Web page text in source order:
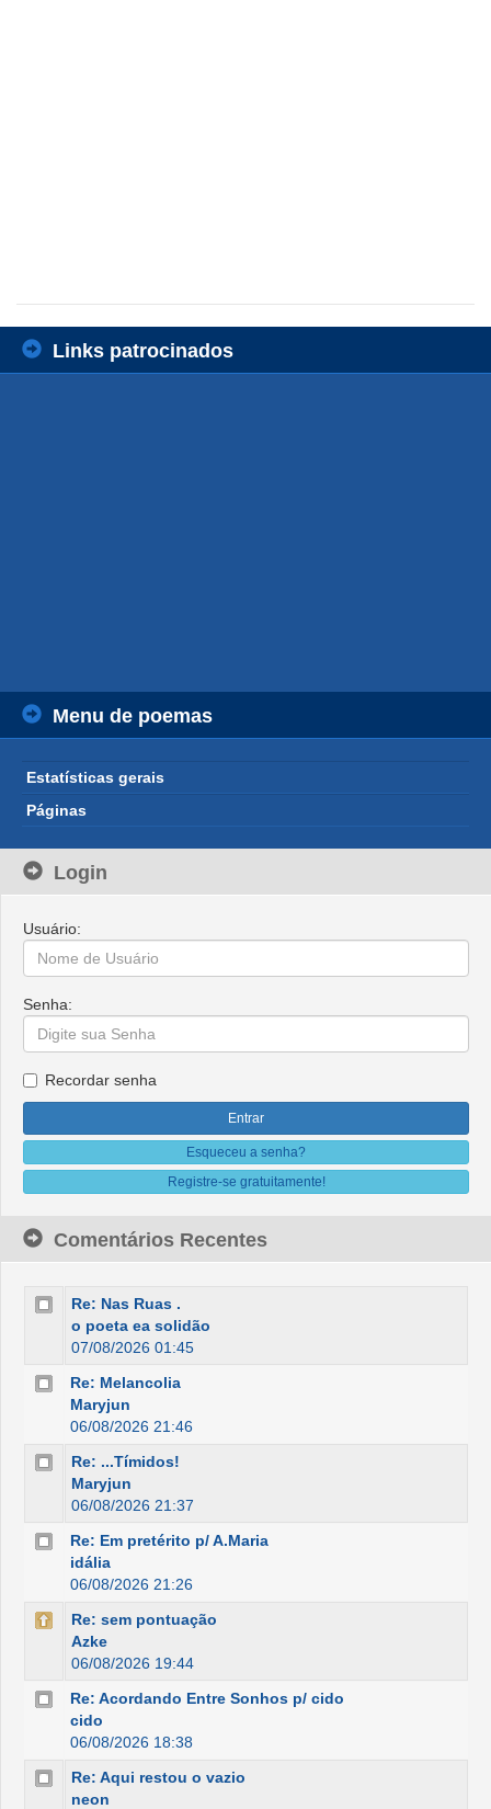
Links patrocinados
Menu de poemas
Estatísticas gerais
Páginas
Login
Usuário:
Senha:
Recordar senha
Esqueceu a senha?
Registre-se gratuitamente!
Comentários Recentes
Re: Nas Ruas .
o poeta ea solidão
07/08/2026 01:45
Re: Melancolia
Maryjun
06/08/2026 21:46
Re: ...Tímidos!
Maryjun
06/08/2026 21:37
Re: Em pretérito p/ A.Maria
idália
06/08/2026 21:26
Re: sem pontuação
Azke
06/08/2026 19:44
Re: Acordando Entre Sonhos p/ cido
cido
06/08/2026 18:38
Re: Aqui restou o vazio
neon